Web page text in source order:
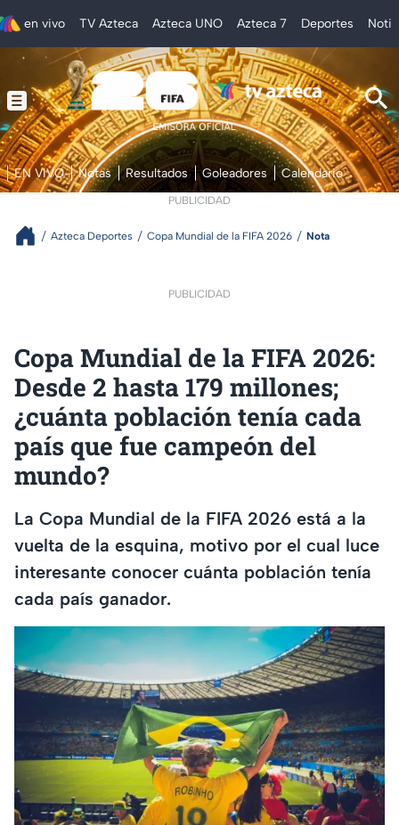
en vivo TV Azteca Azteca UNO Azteca 7 Deportes
EN VIVO Notas Resultados Goleadores Calendario
PUBLICIDAD
Azteca Deportes Copa Mundial de la FIFA 2026 Nota
PUBLICIDAD
Copa Mundial de la FIFA 2026:
Desde 2 hasta 179 millones;
¿cuánta población tenía cada
país que fue campeón del
mundo?
La Copa Mundial de la FIFA 2026 está a la
vuelta de la esquina, motivo por el cual luce
interesante conocer cuánta población tenía
cada país ganador.